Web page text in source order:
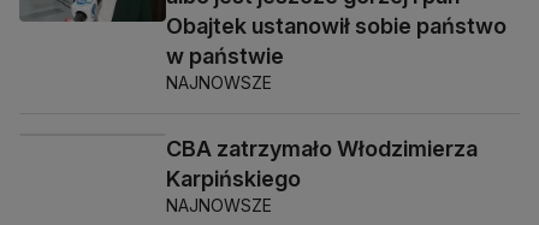
Obajtek ustanowił sobie państwo
w państwie
NAJNOWSZE
CBA zatrzymało Włodzimierza
Karpińskiego
NAJNOWSZE